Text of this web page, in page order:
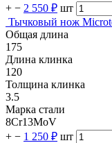
+ − 2 550 ₽ шт
Тычковый нож
Общая длина
175
Длина клинка
120
Толщина клинка
3.5
Марка стали
8Cr13MoV
+ − 1 250 ₽ шт